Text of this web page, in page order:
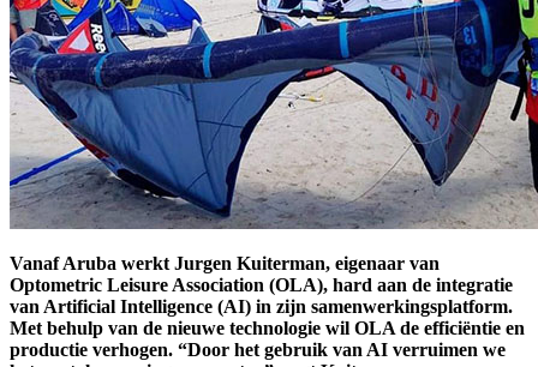
Vanaf Aruba werkt Jurgen Kuiterman, eigenaar van
Optometric Leisure Association (OLA), hard aan de integratie
van Artificial Intelligence (AI) in zijn samenwerkingsplatform.
Met behulp van de nieuwe technologie wil OLA de efficiëntie en
productie verhogen. “Door het gebruik van AI verruimen we